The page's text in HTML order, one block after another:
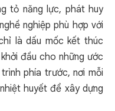
tỏ năng lực, phát huy
nghiệp phù hợp với
là dấu mốc kết thúc
đầu cho những ước
phía trước, nơi mỗi
huyết để xây dựng